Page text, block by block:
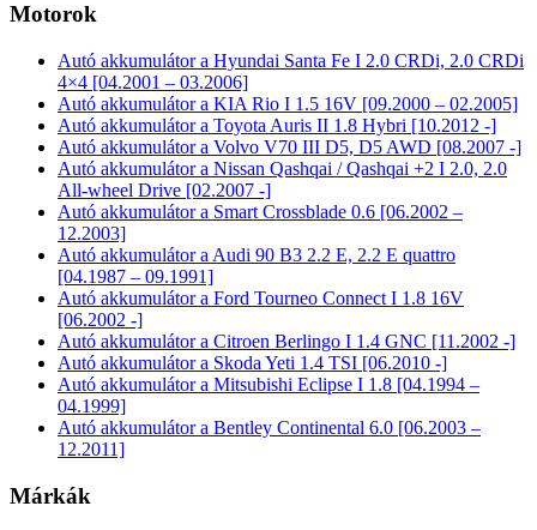
Motorok
Autó akkumulátor a Hyundai Santa Fe I 2.0 CRDi, 2.0 CRDi
4×4 [04.2001 – 03.2006]
Autó akkumulátor a KIA Rio I 1.5 16V [09.2000 – 02.2005]
Autó akkumulátor a Toyota Auris II 1.8 Hybri [10.2012 -]
Autó akkumulátor a Volvo V70 III D5, D5 AWD [08.2007 -]
Autó akkumulátor a Nissan Qashqai / Qashqai +2 I 2.0, 2.0
All-wheel Drive [02.2007 -]
Autó akkumulátor a Smart Crossblade 0.6 [06.2002 –
12.2003]
Autó akkumulátor a Audi 90 B3 2.2 E, 2.2 E quattro
[04.1987 – 09.1991]
Autó akkumulátor a Ford Tourneo Connect I 1.8 16V
[06.2002 -]
Autó akkumulátor a Citroen Berlingo I 1.4 GNC [11.2002 -]
Autó akkumulátor a Skoda Yeti 1.4 TSI [06.2010 -]
Autó akkumulátor a Mitsubishi Eclipse I 1.8 [04.1994 –
04.1999]
Autó akkumulátor a Bentley Continental 6.0 [06.2003 –
12.2011]
Márkák